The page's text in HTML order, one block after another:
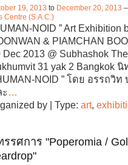
19, 2013 to December 20, 2013
Centre (S.A.C.)
NOID ” Art Exhibition
& PIAMCHAN
Dec 2013 @ Subhashok
31 yak 2 Bangkok
NOID ” โดย อรรถวิ
by | Type: art,
รรศการ "Poperomia /